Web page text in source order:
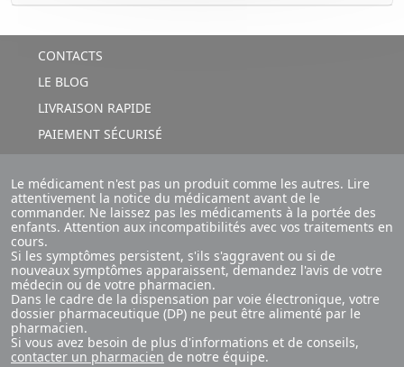
CONTACTS
LE BLOG
LIVRAISON RAPIDE
PAIEMENT SÉCURISÉ
Le médicament n'est pas un produit comme les autres. Lire
attentivement la notice du médicament avant de le
commander. Ne laissez pas les médicaments à la portée des
enfants. Attention aux incompatibilités avec vos traitements en
cours.
Si les symptômes persistent, s'ils s'aggravent ou si de
nouveaux symptômes apparaissent, demandez l'avis de votre
médecin ou de votre pharmacien.
Dans le cadre de la dispensation par voie électronique, votre
dossier pharmaceutique (DP) ne peut être alimenté par le
pharmacien.
Si vous avez besoin de plus d'informations et de conseils,
contacter un pharmacien de notre équipe.